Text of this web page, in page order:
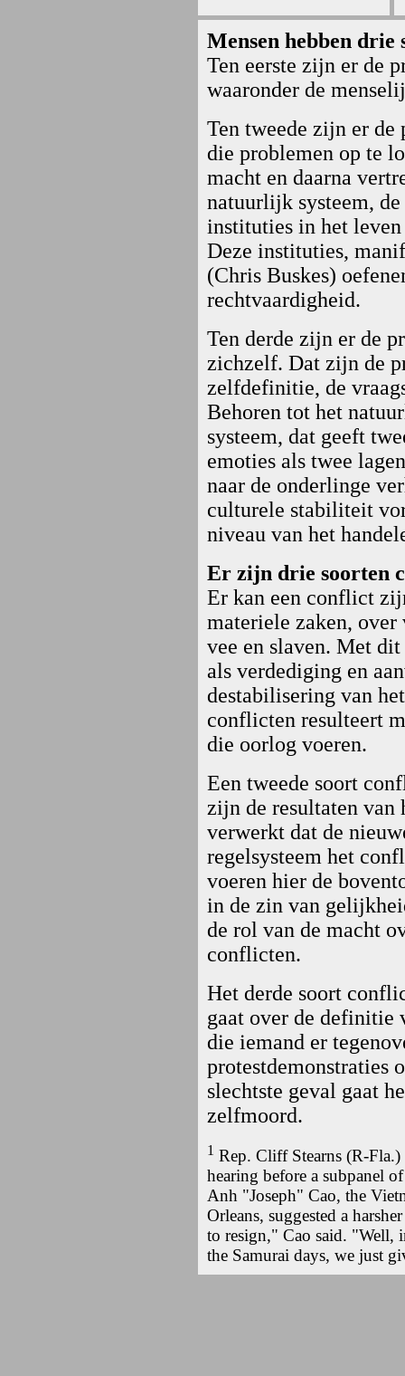
Mensen hebben drie
Ten eerste zijn er de
waaronder de
Ten tweede zijn er de
die problemen op te
macht en daarna
natuurlijk systeem, de
instituties in het
Deze instituties,
(Chris Buskes)
rechtvaardigheid.
Ten derde zijn er de
zichzelf. Dat zijn de
zelfdefinitie, de
Behoren tot het
systeem, dat geeft
emoties als twee
naar de onderlinge
culturele stabiliteit
niveau van het
Er zijn drie soorten
Er kan een conflict
materiele zaken,
vee en slaven. Met
als verdediging en
destabilisering van
conflicten resulteert
die oorlog voeren.
Een tweede soort
zijn de resultaten van
verwerkt dat de
regelsysteem het
voeren hier de
in de zin van
de rol van de macht
conflicten.
Het derde soort
gaat over de definitie
die iemand er
protestdemonstraties
slechtste geval gaat
zelfmoord.
1 Rep. Cliff Stearns (R-
hearing before a subpanel
Anh "Joseph" Cao, the
Orleans, suggested a
to resign," Cao said. "Well,
the Samurai days, we just